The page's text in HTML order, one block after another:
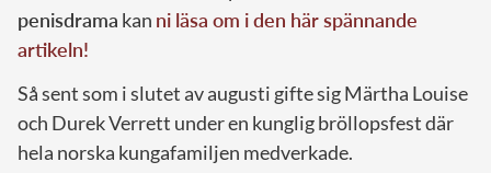
penisdrama kan ni läsa om i den här spännande
artikeln!
Så sent som i slutet av augusti gifte sig Märtha Louise
och Durek Verrett under en kunglig bröllopsfest där
hela norska kungafamiljen medverkade.